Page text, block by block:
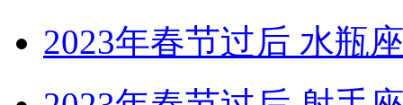
2023年春节过后 水瓶